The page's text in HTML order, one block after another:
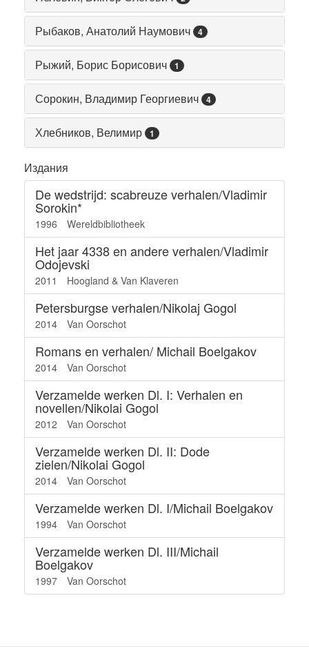
Рыбаков, Анатолий Наумович 4
Рыжий, Борис Борисович 1
Сорокин, Владимир Георгиевич 4
Хлебников, Велимир 1
Издания
De wedstrijd: scabreuze verhalen/Vladimir
Sorokin*
1996 Wereldbibliotheek
Het jaar 4338 en andere verhalen/Vladimir
Odojevski
2011 Hoogland & Van Klaveren
Petersburgse verhalen/Nikolaj Gogol
2014 Van Oorschot
Romans en verhalen/ Michail Boelgakov
2014 Van Oorschot
Verzamelde werken Dl. I: Verhalen en
novellen/Nikolai Gogol
2012 Van Oorschot
Verzamelde werken Dl. II: Dode
zielen/Nikolai Gogol
2014 Van Oorschot
Verzamelde werken Dl. I/Michail Boelgakov
1994 Van Oorschot
Verzamelde werken Dl. III/Michail
Boelgakov
1997 Van Oorschot